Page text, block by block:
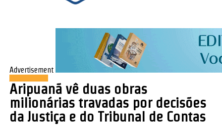
Advertisement
Aripuanã vê duas obras
milionárias travadas por decisões
da Justiça e do Tribunal de Contas